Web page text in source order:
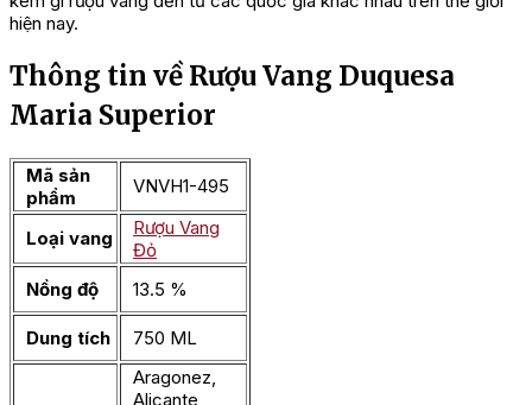
hiện nay.
Thông tin về Rượu Vang Duquesa
Maria Superior
Mã sản
phẩm
VNVH1-495
Loại vang
Rượu Vang
Đỏ
Nồng độ
13.5 %
Dung tích 750 ML
Aragonez,
Alicante